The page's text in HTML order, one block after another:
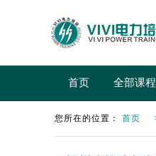
首页 全部课程
您所在的位置： 首页